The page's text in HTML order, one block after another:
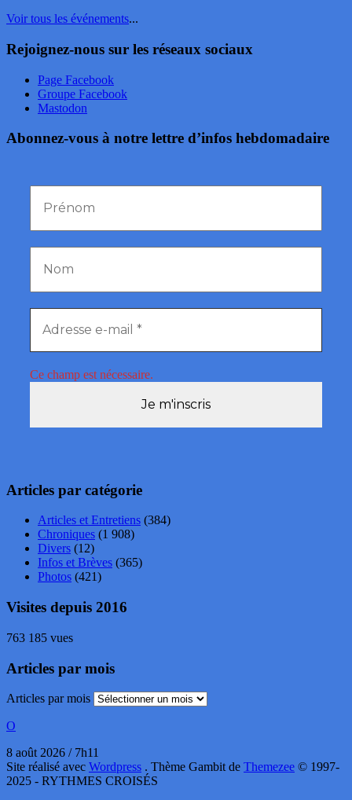
Voir tous les événements...
Rejoignez-nous sur les réseaux sociaux
Page Facebook
Groupe Facebook
Mastodon
Abonnez-vous à notre lettre d’infos hebdomadaire
Ce champ est nécessaire.
Articles par catégorie
Articles et Entretiens (384)
Chroniques (1 908)
Divers (12)
Infos et Brèves (365)
Photos (421)
Visites depuis 2016
763 185 vues
Articles par mois
Articles par mois
O
8 août 2026 / 7h11
Site réalisé avec Wordpress . Thème Gambit de Themezee © 1997-
2025 - RYTHMES CROISÉS